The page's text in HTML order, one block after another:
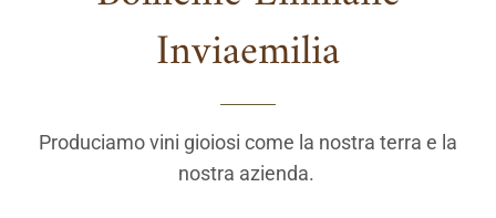
Inviaemilia
Produciamo vini gioiosi come la nostra terra e la
nostra azienda.